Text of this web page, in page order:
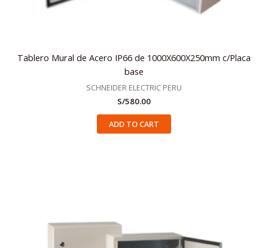
Tablero Mural de Acero IP66 de 1000X600X250mm c/Placa
base
SCHNEIDER ELECTRIC PERU
S/580.00
ADD TO CART